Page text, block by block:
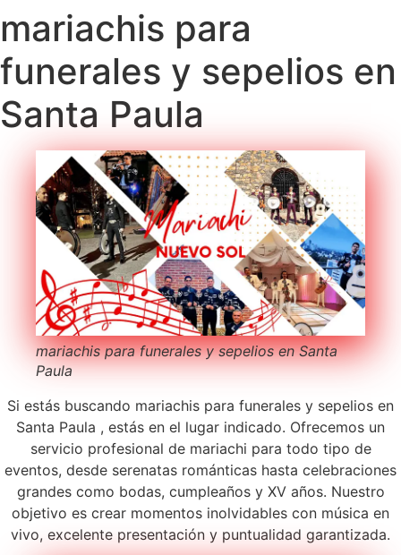
mariachis para
funerales y sepelios en
Santa Paula
mariachis para funerales y sepelios en Santa
Paula
Si estás buscando mariachis para funerales y sepelios en
Santa Paula , estás en el lugar indicado. Ofrecemos un
servicio profesional de mariachi para todo tipo de
eventos, desde serenatas románticas hasta celebraciones
grandes como bodas, cumpleaños y XV años. Nuestro
objetivo es crear momentos inolvidables con música en
vivo, excelente presentación y puntualidad garantizada.